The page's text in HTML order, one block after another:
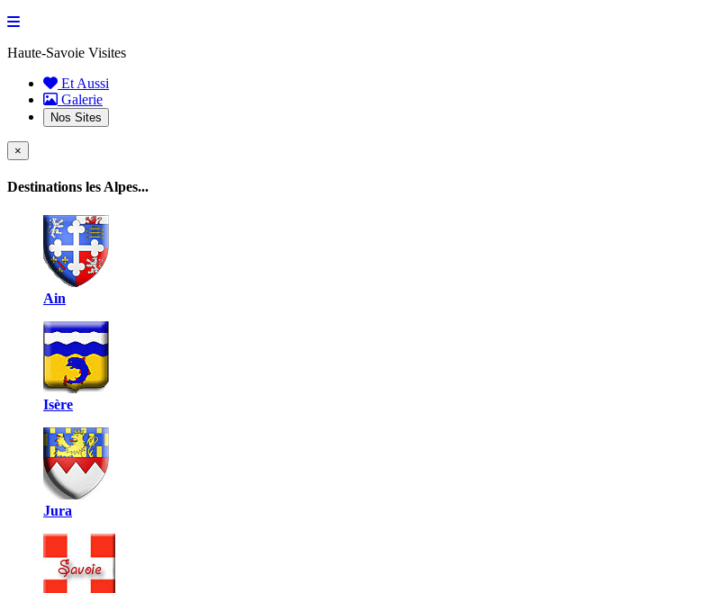
Haute-Savoie Visites
Et Aussi
Galerie
Nos Sites
×
Destinations les Alpes...
Ain
Isère
Jura